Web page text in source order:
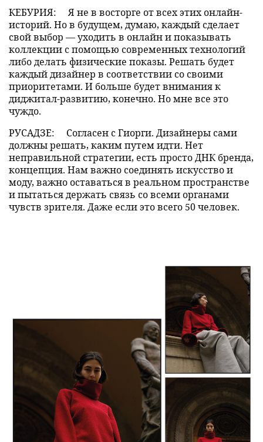
КЕБУРИЯ:
Я не в восторге от всех этих онлайн-
историй. Но в будущем, думаю, каждый сделает
свой выбор — уходить в онлайн и показывать
коллекции с помощью современных технологий
либо делать физические показы. Решать будет
каждый дизайнер в соответствии со своими
приоритетами. И больше будет внимания к
диджитал-развитию, конечно. Но мне все это
чуждо.
РУСАДЗЕ:
Согласен с Гиорги. Дизайнеры сами
должны решать, каким путем идти. Нет
неправильной стратегии, есть просто ДНК бренда,
концепция. Нам важно соединять искусство и
моду, важно оставаться в реальном пространстве
и пытаться держать связь со всеми органами
чувств зрителя. Даже если это всего 50 человек.